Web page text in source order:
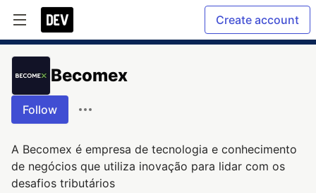
Create account
Becomex
Follow
A Becomex é empresa de tecnologia e conhecimento
de negócios que utiliza inovação para lidar com os
desafios tributários